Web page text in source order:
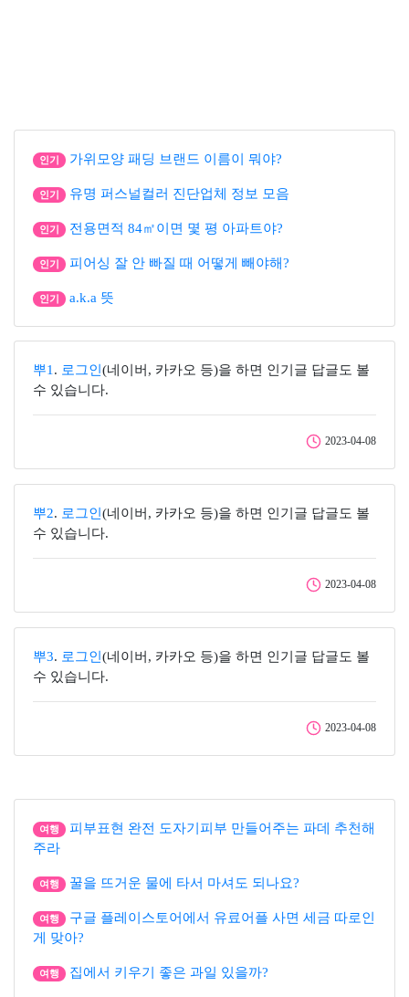
인기 가위모양 패딩 브랜드 이름이 뭐야?
인기 유명 퍼스널컬러 진단업체 정보 모음
인기 전용면적 84㎡이면 몇 평 아파트야?
인기 피어싱 잘 안 빠질 때 어떻게 빼야해?
인기 a.k.a 뜻
뿌1 . 로그인 (네이버, 카카오 등)을 하면 인기글 답글도 볼
수 있습니다.
2023-04-08
뿌2. 로그인 (네이버, 카카오 등)을 하면 인기글 답글도 볼
수 있습니다.
2023-04-08
뿌3. 로그인 (네이버, 카카오 등)을 하면 인기글 답글도 볼
수 있습니다.
2023-04-08
여행
피부표현 완전 도자기피부 만들어주는 파데 추천해
주라
여행 꿀을 뜨거운 물에 타서 마셔도 되나요?
여행
구글 플레이스토어에서 유료어플 사면 세금 따로인
게 맞아?
여행 집에서 키우기 좋은 과일 있을까?